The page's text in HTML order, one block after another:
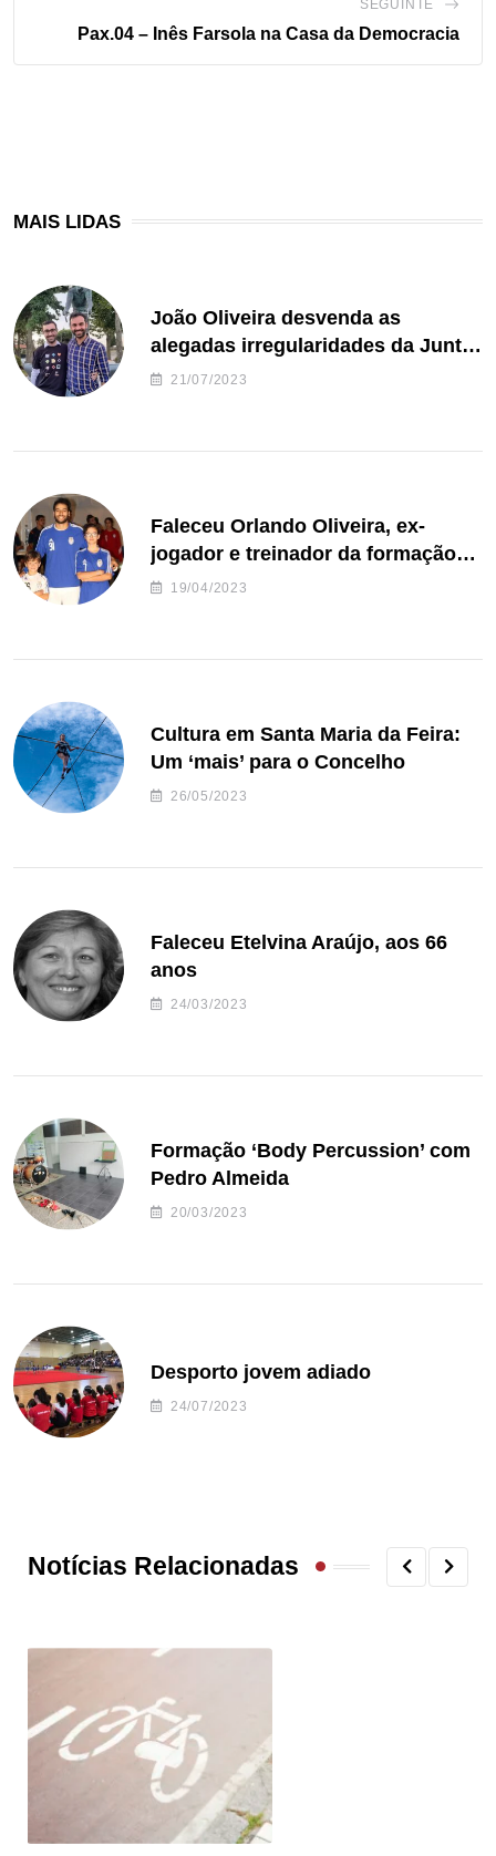
SEGUINTE
Pax.04 – Inês Farsola na Casa da Democracia
MAIS LIDAS
João Oliveira desvenda as
alegadas irregularidades da Junta
de Freguesia S. João de Ver
21/07/2023
Faleceu Orlando Oliveira, ex-
jogador e treinador da formação
de andebol do Feirense
19/04/2023
Cultura em Santa Maria da Feira:
Um ‘mais’ para o Concelho
26/05/2023
Faleceu Etelvina Araújo, aos 66
anos
24/03/2023
Formação ‘Body Percussion’ com
Pedro Almeida
20/03/2023
Desporto jovem adiado
24/07/2023
Notícias Relacionadas